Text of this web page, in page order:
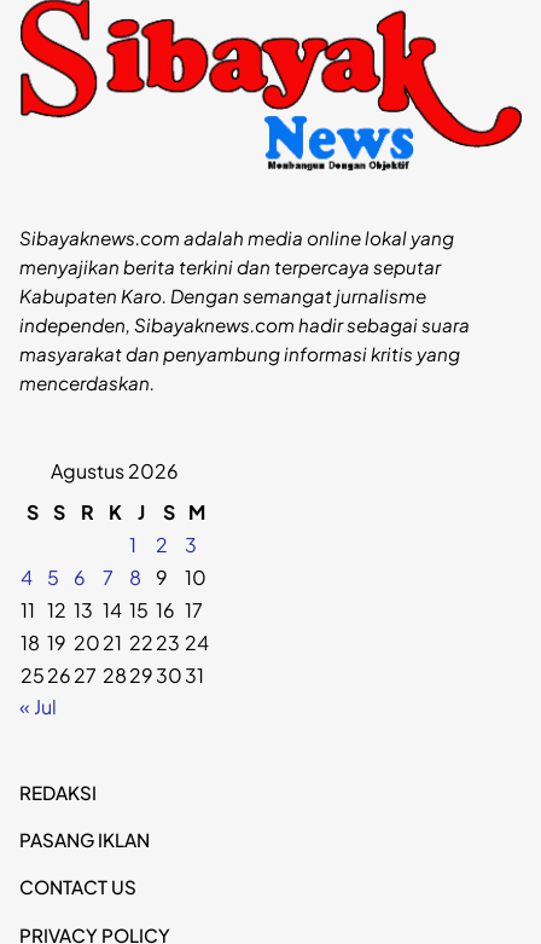
Sibayaknews.com adalah media online lokal yang
menyajikan berita terkini dan terpercaya seputar
Kabupaten Karo. Dengan semangat jurnalisme
independen, Sibayaknews.com hadir sebagai suara
masyarakat dan penyambung informasi kritis yang
mencerdaskan.
Agustus 2026
S S R K J S M
1
2
3
4
5 6 7 8 9
10
11 12 13 14 15 16 17
18 19 2021 2223 24
252627 28293031
« Jul
REDAKSI
PASANG IKLAN
CONTACT US
PRIVACY POLICY